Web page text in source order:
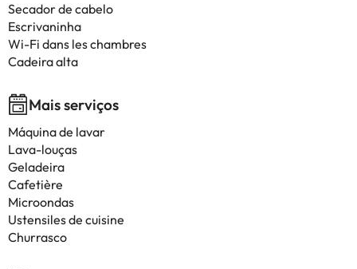
Secador de cabelo
Escrivaninha
Wi-Fi dans les chambres
Cadeira alta
Mais serviços
Máquina de lavar
Lava-louças
Geladeira
Cafetière
Microondas
Ustensiles de cuisine
Churrasco